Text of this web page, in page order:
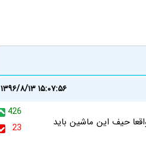
۱۳۹۶/۸/۱۳ ۱۵:۰۷:۵۶
426
23
حیف این ماشین باید